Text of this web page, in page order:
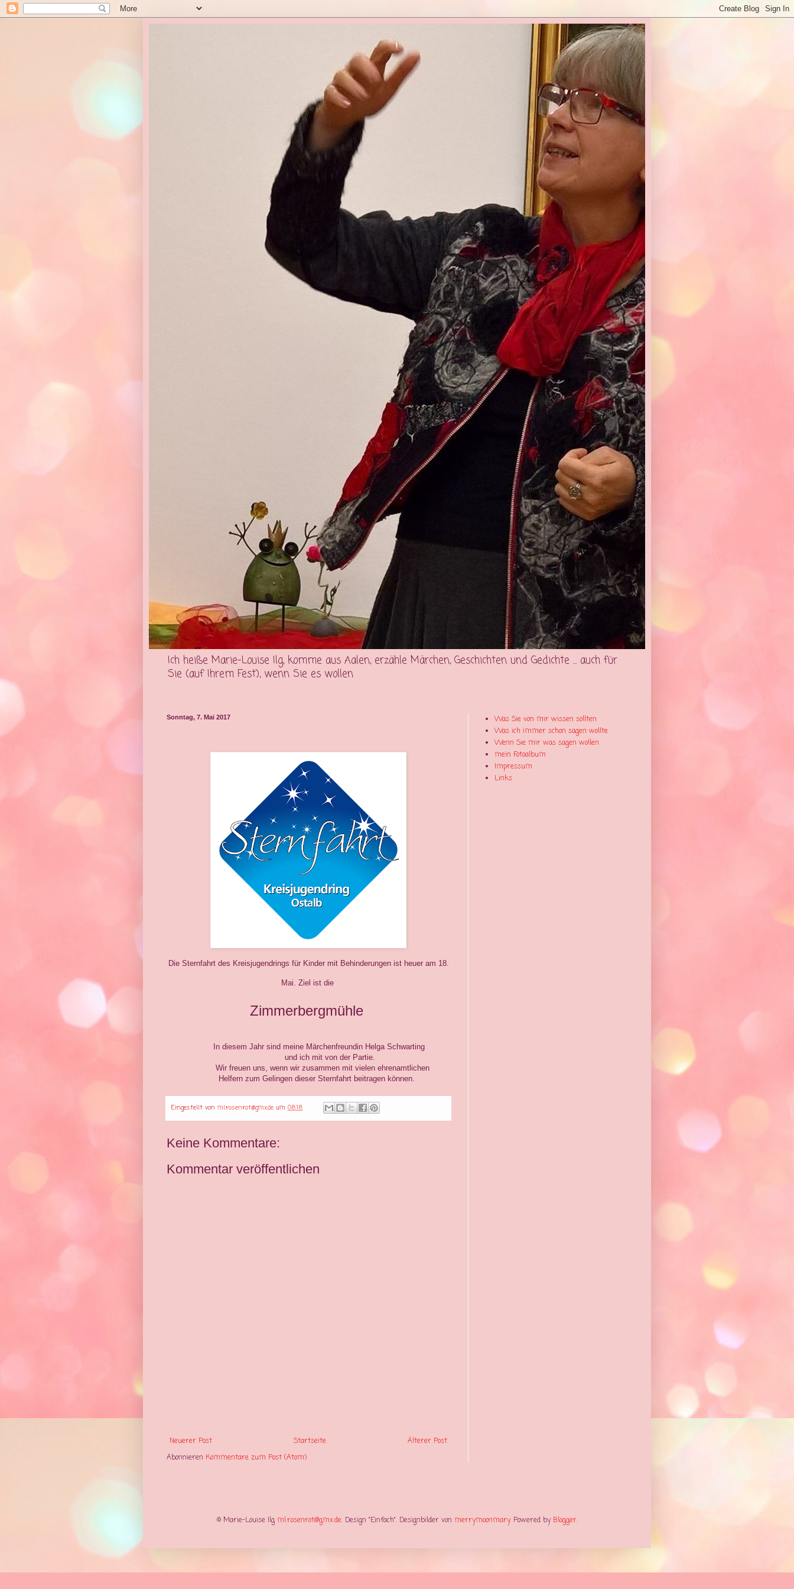
Ich heiße Marie-Louise Ilg, komme aus Aalen, erzähle Märchen, Geschichten und Gedichte ... auch für
Sie (auf Ihrem Fest), wenn Sie es wollen
Sonntag, 7. Mai 2017
Die Sternfahrt des Kreisjugendrings für Kinder mit Behinderungen ist heuer am 18.
Mai. Ziel ist die
Zimmerbergmühle
In diesem Jahr sind meine Märchenfreundin Helga Schwarting
und ich mit von der Partie.
Wir freuen uns, wenn wir zusammen mit vielen ehrenamtlichen
Helfern zum Gelingen dieser Sternfahrt beitragen können.
Eingestellt von ml.rosenrot@gmx.de um 08:18
Keine Kommentare:
Kommentar veröffentlichen
Neuerer Post Älterer Post
Startseite
Abonnieren Kommentare zum Post (Atom)
Was Sie von mir wissen sollten
Was ich immer schon sagen wollte
Wenn Sie mir was sagen wollen
mein Fotoalbum
Impressum
Links
© Marie-Louise Ilg ml.rosenrot@gmx.de. Design "Einfach". Designbilder von merrymoonmary. Powered by Blogger.